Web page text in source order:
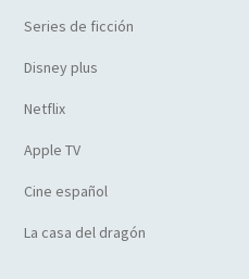
Series de ficción
Disney plus
Netflix
Apple TV
Cine español
La casa del dragón